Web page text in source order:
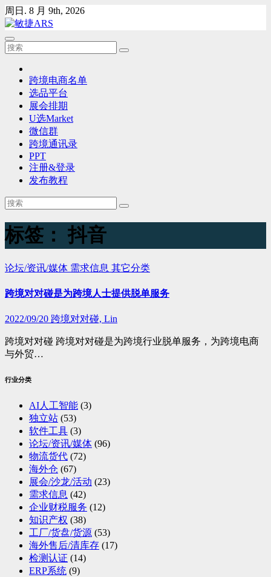
Skip
to
content
周日. 8 月 9th, 2026
跨境电商名单
选品平台
展会排期
U选Market
微信群
跨境通讯录
PPT
注册&登录
发布教程
标签： 抖音
论坛/资讯/媒体 需求信息 其它分类
跨境对对碰是为跨境人士提供脱单服务
2022/09/20 跨境对对碰, Lin
跨境对对碰 跨境对对碰是为跨境行业脱单服务，为跨境电商
与外贸…
行业分类
AI人工智能 (3)
独立站 (53)
软件工具 (3)
论坛/资讯/媒体 (96)
物流货代 (72)
海外仓 (67)
展会/沙龙/活动 (23)
需求信息 (42)
企业财税服务 (12)
知识产权 (38)
工厂/货盘/货源 (53)
海外售后/清库存 (17)
检测认证 (14)
ERP系统 (9)